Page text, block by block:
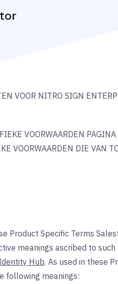
VOOR NITRO SIGN
VOORWAARDEN
VOORWAARDEN DIE VAN
Product Specific Terms
meanings ascribed to
Hub. As used in these
following meanings: